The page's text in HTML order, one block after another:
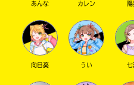
あんな カレン 陽
向日葵 うい 七